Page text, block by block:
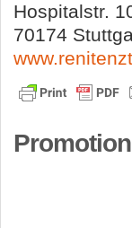
Hospitalstr.
70174
Promotion